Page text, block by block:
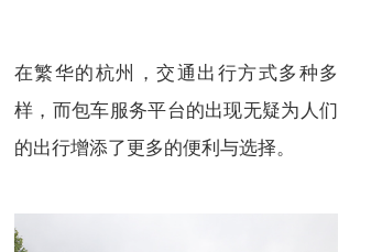
在繁华的杭州，交通出行方式多种多
样，而包车服务平台的出现无疑为人们
的出行增添了更多的便利与选择。